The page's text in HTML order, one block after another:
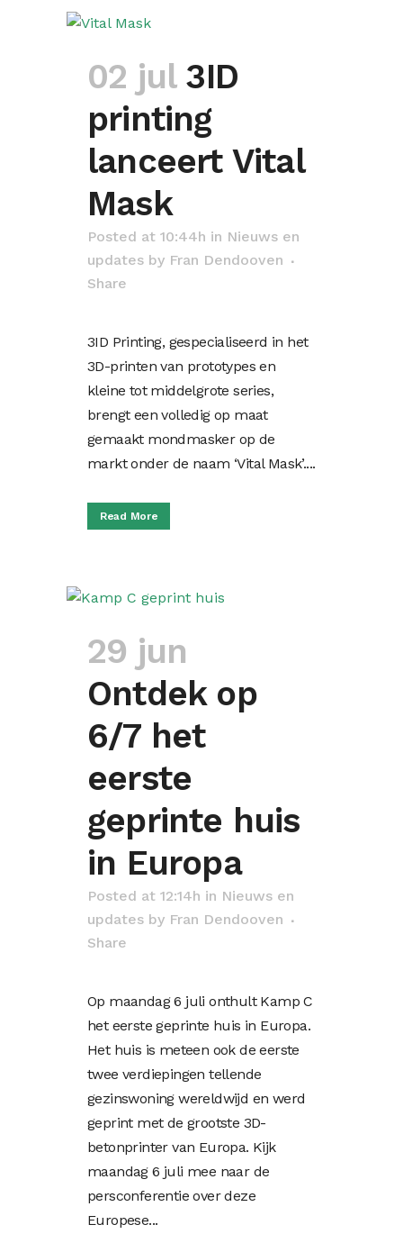
02 jul 3ID
printing
lanceert Vital
Mask
Posted at 10:44h in Nieuws en
updates by Fran Dendooven
Share
3ID Printing, gespecialiseerd in het
3D-printen van prototypes en
kleine tot middelgrote series,
brengt een volledig op maat
gemaakt mondmasker op de
markt onder de naam ‘Vital Mask’....
Read More
29 jun
Ontdek op
6/7 het
eerste
geprinte huis
in Europa
Posted at 12:14h in Nieuws en
updates by Fran Dendooven
Share
Op maandag 6 juli onthult Kamp C
het eerste geprinte huis in Europa.
Het huis is meteen ook de eerste
twee verdiepingen tellende
gezinswoning wereldwijd en werd
geprint met de grootste 3D-
betonprinter van Europa. Kijk
maandag 6 juli mee naar de
persconferentie over deze
Europese...